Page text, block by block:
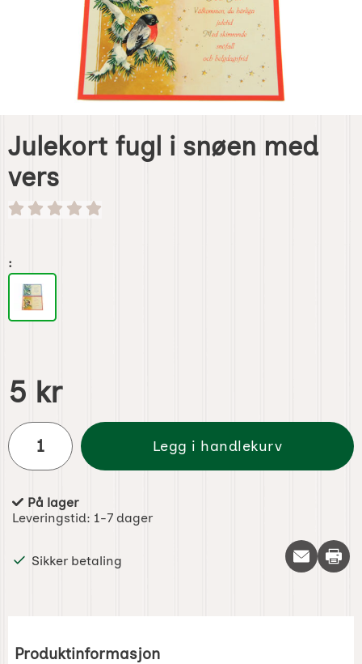
Julekort fugl i snøen med
vers
:
pris
5 kr
antall
Legg i handlekurv
Produkttilgjengelighet:
På lager
Leveringstid: 1-7 dager
Sikker betaling Skriv
Produktinformasjon